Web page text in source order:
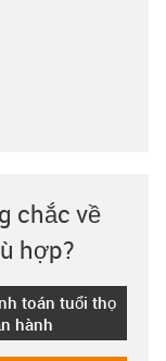
chắc về
hợp?
lebensdauerrechner
toán tuổi thọ
hành